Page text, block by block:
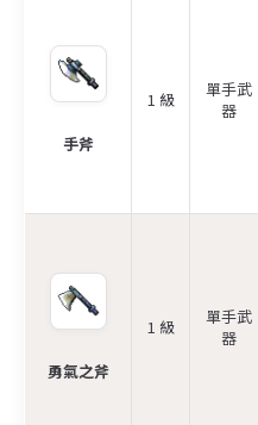
手斧
1 級
單手武
器
勇氣之斧
1 級
單手武
器